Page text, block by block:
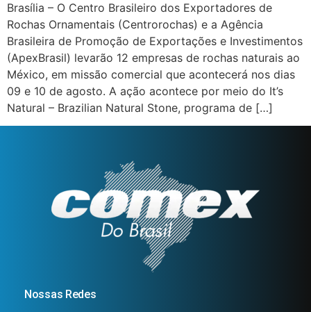
Brasília – O Centro Brasileiro dos Exportadores de
Rochas Ornamentais (Centrorochas) e a Agência
Brasileira de Promoção de Exportações e Investimentos
(ApexBrasil) levarão 12 empresas de rochas naturais ao
México, em missão comercial que acontecerá nos dias
09 e 10 de agosto. A ação acontece por meio do It’s
Natural – Brazilian Natural Stone, programa de […]
Nossas Redes